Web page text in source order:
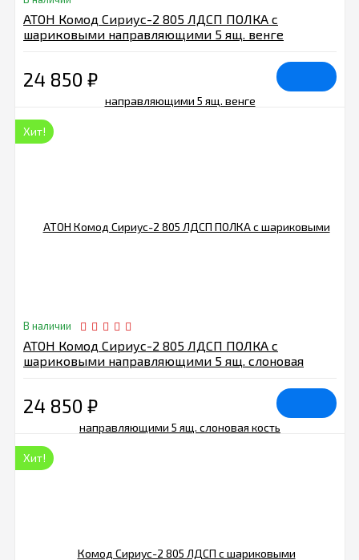
АТОН Комод Сириус-2 805 ЛДСП ПОЛКА с
шариковыми направляющими 5 ящ. венге
24 850 ₽
Хит!
В наличии
АТОН Комод Сириус-2 805 ЛДСП ПОЛКА с
шариковыми направляющими 5 ящ. слоновая
24 850 ₽
Хит!